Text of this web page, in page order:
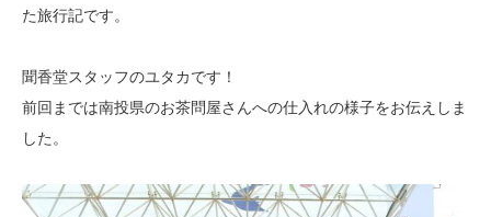
た旅行記です。
聞香堂スタッフのユタカです！
前回までは南投県のお茶問屋さんへの仕入れの様子をお伝えしま
した。